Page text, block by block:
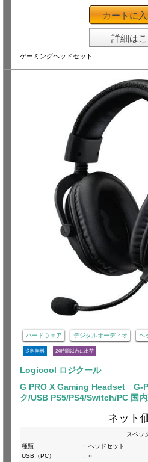
カートに
詳細は
ゲーミングヘッドセット
ハードウェア デジタルオーディオ ヘ
送料無料 24時間以内に出荷
Logicool ロジクール
G PRO X Gaming Headset G-
ク/USB PS5/PS4/Switch/PC 国
ネット
スペッ
種類
:
ヘッドセット
USB（PC）
:
○